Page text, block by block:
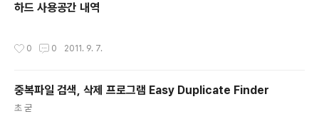
하드 사용공간 내역
0 0 2011. 9. 7.
중복파일 검색, 삭제 프로그램 Easy Duplicate Finder
초 굳